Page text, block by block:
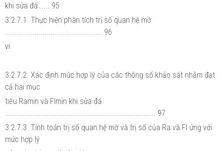
khi sửa đá ..... 95
3.2.7.1. Thực hiện phân tích trị số quan hệ mờ
................................................. 96
vi
3.2.7.2. Xác định mức hợp lý của các thông số khảo sát nhằm đạt
cả hai mục
tiêu Ramin và Flmin khi sửa đá
............................................................................ 97
3.2.7.3. Tính toán trị số quan hệ mờ và trị số của Ra và Fl ứng với
mức hợp lý